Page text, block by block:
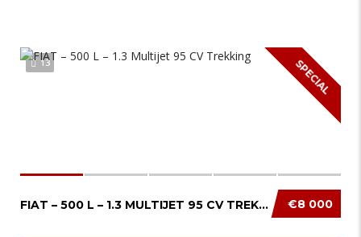
SPECIAL
13
€8 000
FIAT – 500 L – 1.3 MULTIJET 95 CV TREKKING...